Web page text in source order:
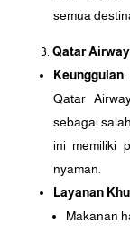
semua
Qatar
Keunggulan:
Qatar
sebagai
ini memiliki
nyaman.
Layanan
Makanan